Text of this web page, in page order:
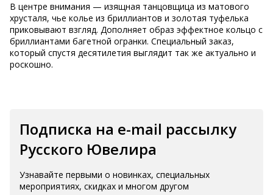
В центре внимания — изящная танцовщица из матового
хрусталя, чье колье из бриллиантов и золотая туфелька
приковывают взгляд. Дополняет образ эффектное кольцо с
бриллиантами багетной огранки. Специальный заказ,
который спустя десятилетия выглядит так же актуально и
роскошно.
Подписка на e-mail рассылку
Русского Ювелира
Узнавайте первыми о новинках, специальных
мероприятиях, скидках и многом другом